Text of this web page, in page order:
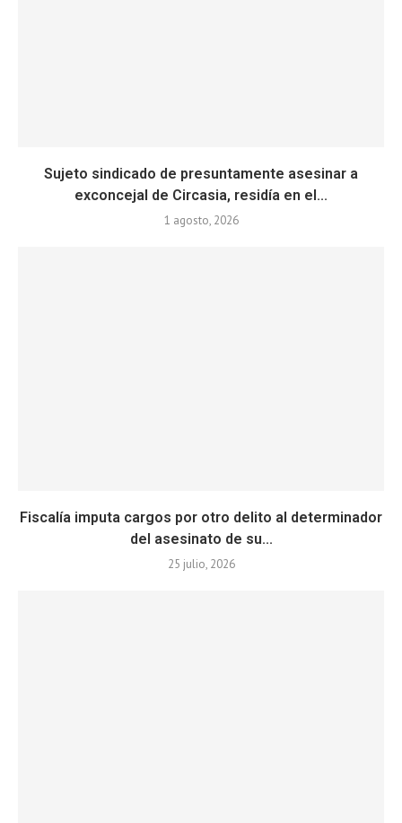
Sujeto sindicado de presuntamente asesinar a
exconcejal de Circasia, residía en el...
1 agosto, 2026
Fiscalía imputa cargos por otro delito al determinador
del asesinato de su...
25 julio, 2026